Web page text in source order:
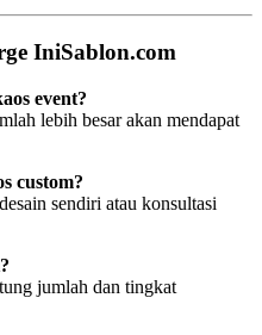
IniSablon.com
event?
lebih besar akan mendapat
custom?
sendiri atau konsultasi
jumlah dan tingkat